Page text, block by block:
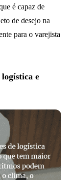
é capaz de
de desejo na
para o varejista
logística e